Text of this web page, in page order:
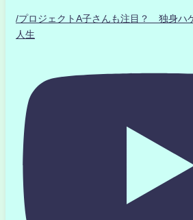
/プロジェクトA子さんも注目？ 独身ハ
人生